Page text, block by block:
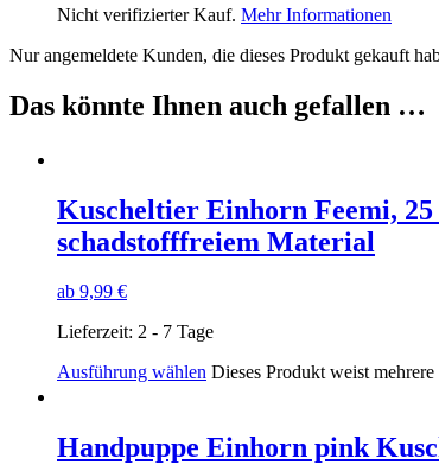
Nicht verifizierter Kauf. Mehr Informationen
Nur angemeldete Kunden, die dieses Produkt gekauft
Das könnte Ihnen auch gefallen …
Kuscheltier Einhorn Feemi, 25
schadstofffreiem Material
ab 9,99 €
Lieferzeit: 2 - 7 Tage
Ausführung wählen Dieses Produkt weist
Handpuppe Einhorn pink